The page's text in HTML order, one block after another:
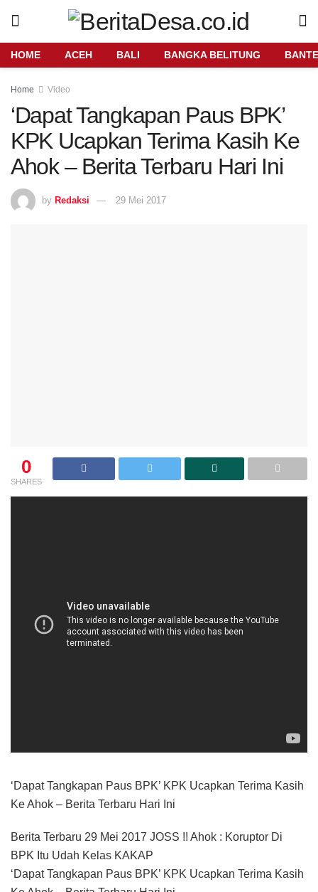
HOME ACEH BALI BANGKA BELITUNG
Home Video
‘Dapat Tangkapan Paus BPK’
KPK Ucapkan Terima Kasih Ke
Ahok – Berita Terbaru Hari Ini
by Redaksi 29 Mei 2017
0
SHARES
‘Dapat Tangkapan Paus BPK’ KPK Ucapkan Terima Kasih
Ke Ahok – Berita Terbaru Hari Ini
Berita Terbaru 29 Mei 2017 JOSS !! Ahok : Koruptor Di
BPK Itu Udah Kelas KAKAP
‘Dapat Tangkapan Paus BPK’ KPK Ucapkan Terima Kasih